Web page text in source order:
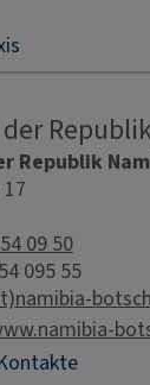
Republik
09 50
095 55